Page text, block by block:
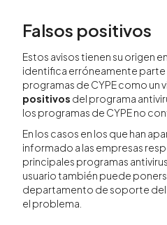
Falsos positivos
Estos avisos tienen su origen
identifica erróneamente
programas de CYPE como un
positivos del programa
los programas de CYPE no
En los casos en los que han
informado a las empresas
principales programas
usuario también puede
departamento de soporte del
el problema.